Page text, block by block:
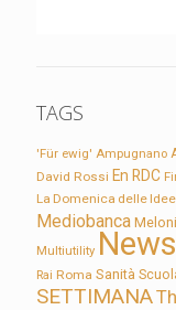
TAGS
'Für ewig' Ampugnano
David Rossi En RDC
La Domenica delle Idee
Mediobanca Meloni
Multiutility News
Rai Roma Sanità
SETTIMANA